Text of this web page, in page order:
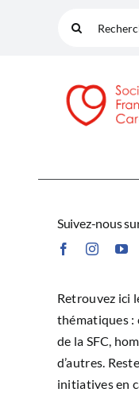
Rechercher:
Suivez-nous
Retrouvez ici
thématiques :
de la SFC,
d’autres.
initiatives en